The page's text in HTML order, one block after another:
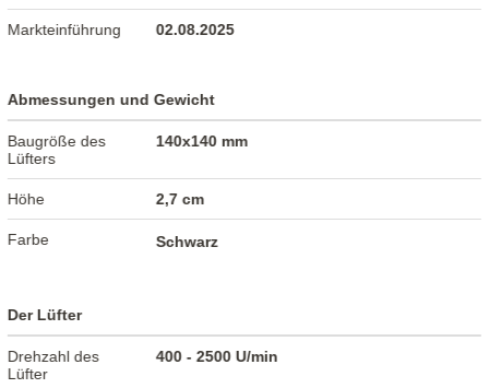
Markteinführung 02.08.2025
Abmessungen und Gewicht
Baugröße des
Lüfters
140x140 mm
Höhe 2,7 cm
Farbe Schwarz
Der Lüfter
Drehzahl des
Lüfter
400 - 2500 U/min